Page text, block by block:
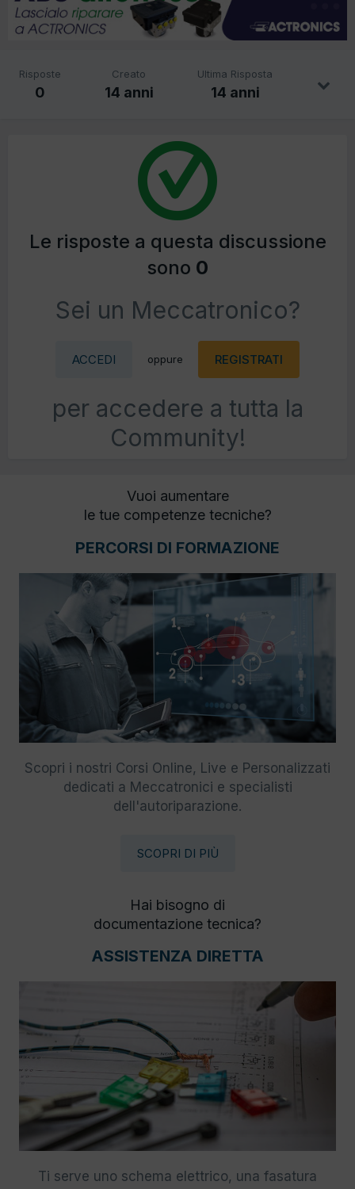
Risposte
0
Creato
14 anni
Ultima Risposta
14 anni
Le risposte a questa discussione
sono 0
Sei un Meccatronico?
ACCEDI oppure REGISTRATI
per accedere a tutta la
Community!
Vuoi aumentare
le tue competenze tecniche?
PERCORSI DI FORMAZIONE
Scopri i nostri Corsi Online, Live e Personalizzati
dedicati a Meccatronici e specialisti
dell'autoriparazione.
SCOPRI DI PIÙ
Hai bisogno di
documentazione tecnica?
ASSISTENZA DIRETTA
Ti serve uno schema elettrico, una fasatura